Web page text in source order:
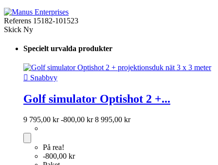
Referens 15182-101523
Skick Ny
Specielt urvalda produkter
 Snabbvy
Golf simulator Optishot 2 +...
9 795,00 kr -800,00 kr 8 995,00 kr
På rea!
-800,00 kr